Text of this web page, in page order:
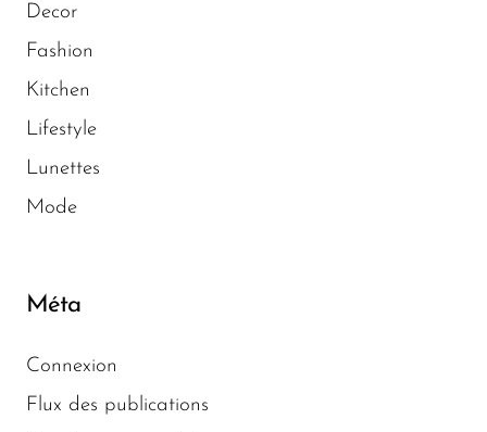
Decor
Fashion
Kitchen
Lifestyle
Lunettes
Mode
Méta
Connexion
Flux des publications